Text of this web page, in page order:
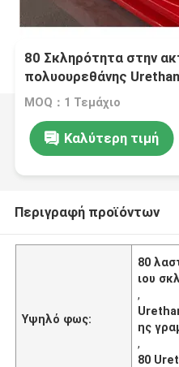
80 Σκληρότητα στην
πολυουρεθάνης
MOQ：1 Τεμάχιο
Καλύτερη τιμή
Περιγραφή προϊόντων
Υψηλό φως:
80
ιου
,
ης
,
80